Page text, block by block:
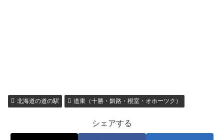
北海道の道の駅 道東（十勝・釧路・根室・オホーツク）
シェアする